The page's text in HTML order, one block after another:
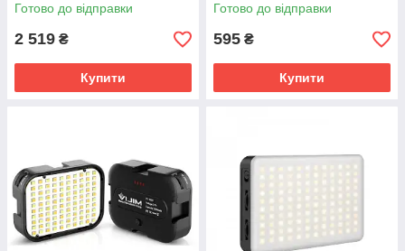
Готово до відправки
2 519 ₴
Купити
Готово до відправки
595 ₴
Купити